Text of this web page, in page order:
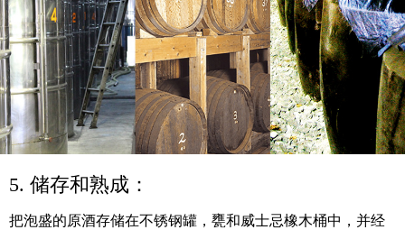
5. 储存和熟成：
把泡盛的原酒存储在不锈钢罐，甕和威士忌橡木桶中，并经